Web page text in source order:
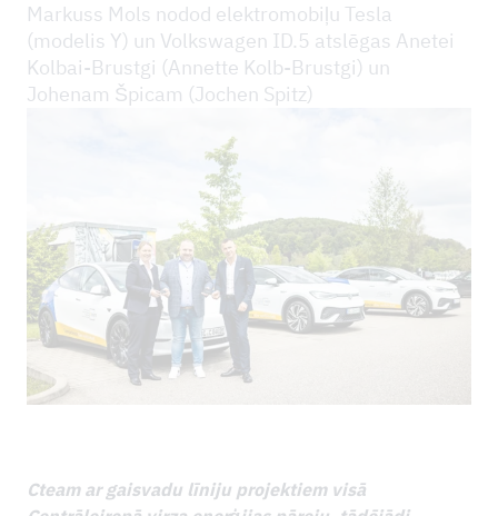
JAUNUMI
ATSAUCES PROJEKTI
Markuss Mols nodod elektromobiļu Tesla
(modelis Y) un Volkswagen ID.5 atslēgas Anetei
Kolbai-Brustgi (Annette Kolb-Brustgi) un
Johenam Špicam (Jochen Spitz)
Cteam ar gaisvadu līniju projektiem visā